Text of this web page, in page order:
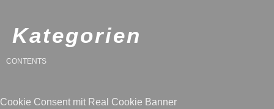
Kategorien
CONTENTS
Cookie Consent mit Real Cookie Banner